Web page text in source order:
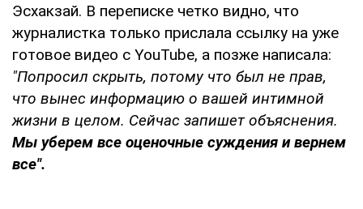
Эсхакзай. В переписке четко видно, что
журналистка только прислала ссылку на уже
готовое видео с YouTube, а позже написала:
"Попросил скрыть, потому что был не прав,
что вынес информацию о вашей интимной
жизни в целом. Сейчас запишет объяснения.
Мы уберем все оценочные суждения и вернем
все".